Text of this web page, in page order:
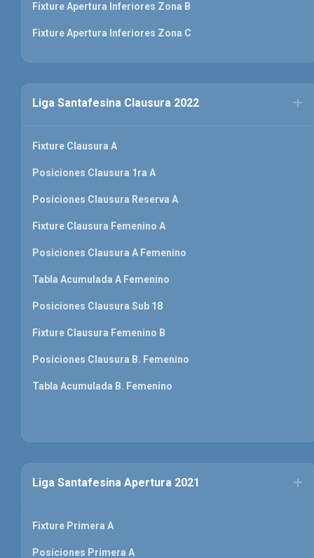
Fixture Apertura Inferiores Zona B
Fixture Apertura Inferiores Zona C
Liga Santafesina Clausura 2022
Fixture Clausura A
Posiciones Clausura 1ra A
Posiciones Clausura Reserva A
Fixture Clausura Femenino A
Posiciones Clausura A Femenino
Tabla Acumulada A Femenino
Posiciones Clausura Sub 18
Fixture Clausura Femenino B
Posiciones Clausura B. Femenino
Tabla Acumulada B. Femenino
Liga Santafesina Apertura 2021
Fixture Primera A
Posiciones Primera A